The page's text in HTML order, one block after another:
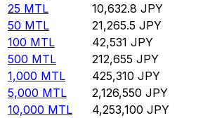
25 MTL 10,632.8 JPY
50 MTL 21,265.5 JPY
100 MTL 42,531 JPY
500 MTL 212,655 JPY
1,000 MTL 425,310 JPY
5,000 MTL 2,126,550 JPY
10,000 MTL 4,253,100 JPY